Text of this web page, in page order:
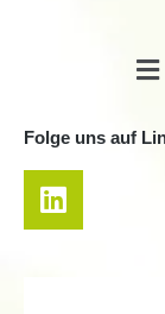
Folge uns auf